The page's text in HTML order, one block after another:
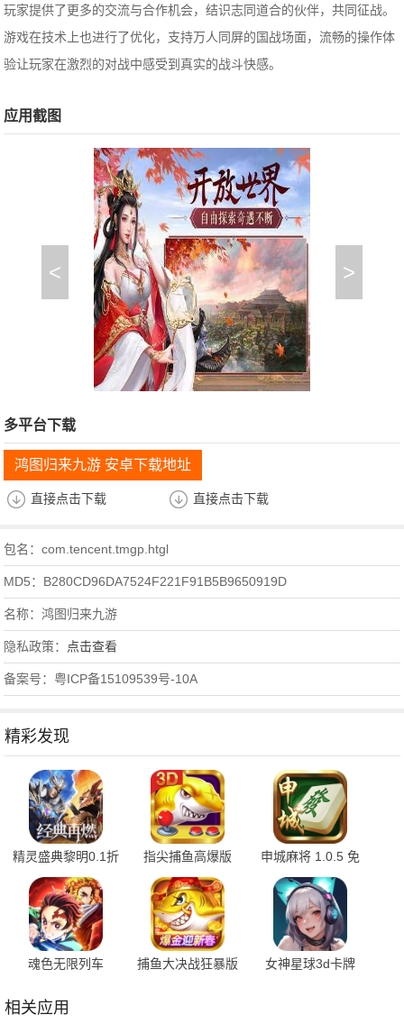
玩家提供了更多的交流与合作机会，结识志同道合的伙伴，共同征战。
游戏在技术上也进行了优化，支持万人同屏的国战场面，流畅的操作体
验让玩家在激烈的对战中感受到真实的战斗快感。
应用截图
< >
多平台下载
鸿图归来九游 安卓下载地址
直接点击下载 直接点击下载
包名：com.tencent.tmgp.htgl
MD5：B280CD96DA7524F221F91B5B9650919D
名称：鸿图归来九游
隐私政策： 点击查看
备案号：粤ICP备15109539号-10A
精彩发现
精灵盛典黎明0.1折
1.00.1 官方版
指尖捕鱼高爆版
10.3.46.4.0 手机版
申城麻将 1.0.5 免
费版
魂色无限列车
捕鱼大决战狂暴版
女神星球3d卡牌
相关应用